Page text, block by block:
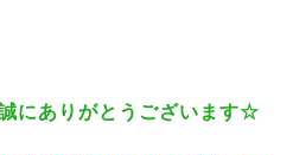
にありがとうございます☆